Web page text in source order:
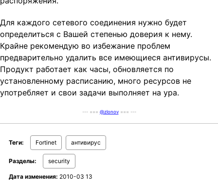
Для каждого сетевого соединения нужно будет
определиться с Вашей степенью доверия к нему.
Крайне рекомендую во избежание проблем
предварительно удалить все имеющиеся антивирусы.
Продукт работает как часы, обновляется по
установленному расписанию, много ресурсов не
употребляет и свои задачи выполняет на ура.
--- === @zlonov=== ---
Теги: Fortinet антивирус
Разделы: security
Дата изменения: 2010-03 13